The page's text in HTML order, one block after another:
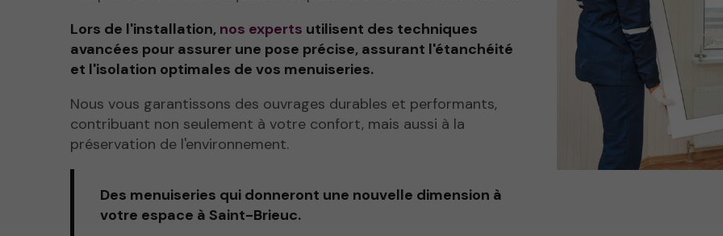
Lors de l'installation, nos experts utilisent des techniques
avancées pour assurer une pose précise, assurant l'étanchéité
et l'isolation optimales de vos menuiseries.
Nous vous garantissons des ouvrages durables et performants,
contribuant non seulement à votre confort, mais aussi à la
préservation de l'environnement.
Des menuiseries qui donneront une nouvelle dimension à
votre espace à Saint-Brieuc.